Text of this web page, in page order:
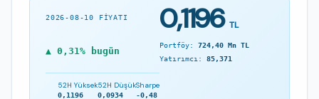
2026-08-10 FIYATI 0,1196 TL
▲ 0,31% bugün
Portföy: 724,40 Mn TL
Yatırımcı: 85,371
52H Yüksek
0,1196
52H Düşük
0,0934
Sharpe
-0,48